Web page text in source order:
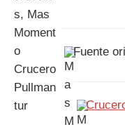
Fuente